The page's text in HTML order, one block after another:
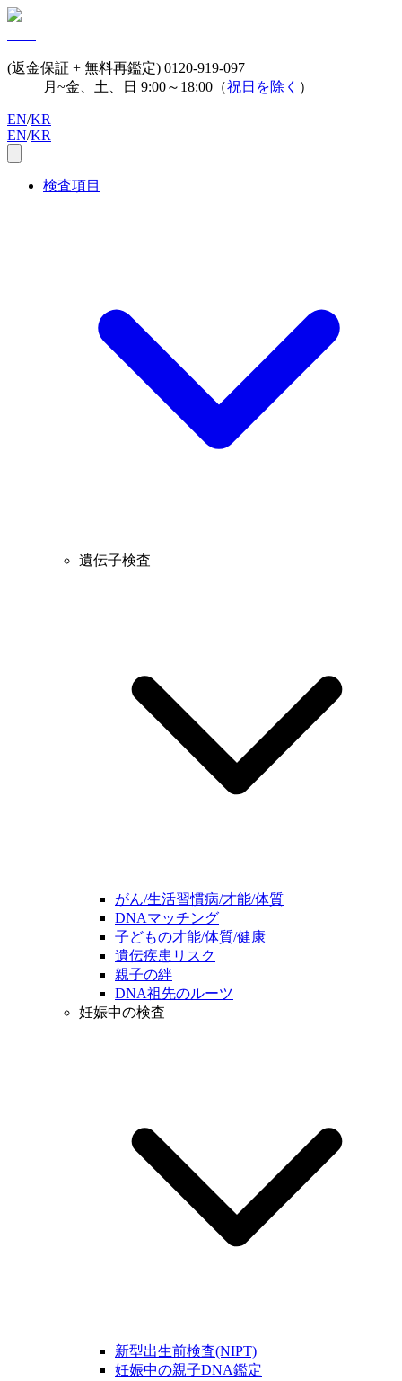
(返金保証 + 無料再鑑定) 0120-919-097
月~金、土、日 9:00～18:00（祝日を除く ）
EN/KR
EN/KR
検査項目
遺伝子検査
がん/生活習慣病/才能/体質
DNAマッチング
子どもの才能/体質/健康
遺伝疾患リスク
親子の絆
DNA祖先のルーツ
妊娠中の検査
新型出生前検査(NIPT)
妊娠中の親子DNA鑑定